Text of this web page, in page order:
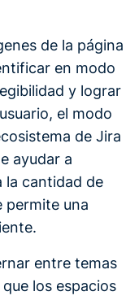
de la página
en modo
y lograr
el modo
de Jira
ayudar a
la cantidad de
permite una
entre temas
los espacios